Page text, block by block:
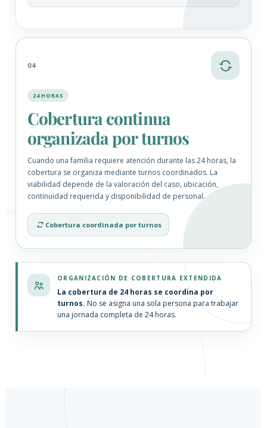
04
24 HORAS
Cobertura continua
organizada por turnos
Cuando una familia requiere atención durante las 24 horas, la
cobertura se organiza mediante turnos coordinados. La
viabilidad depende de la valoración del caso, ubicación,
continuidad requerida y disponibilidad de personal.
Cobertura coordinada por turnos
ORGANIZACIÓN DE COBERTURA EXTENDIDA
La cobertura de 24 horas se coordina por
turnos. No se asigna una sola persona para trabajar
una jornada completa de 24 horas.